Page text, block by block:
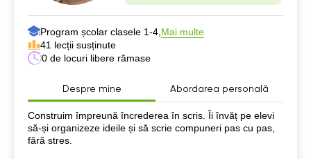
Program școlar clasele 1-4, Mai multe
41 lecții susținute
0 de locuri libere rămase
Despre mine Abordarea personală
Despre mine
Construim împreună încrederea în scris. Îi învăț pe elevi
să-și organizeze ideile și să scrie compuneri pas cu pas,
fără stres.